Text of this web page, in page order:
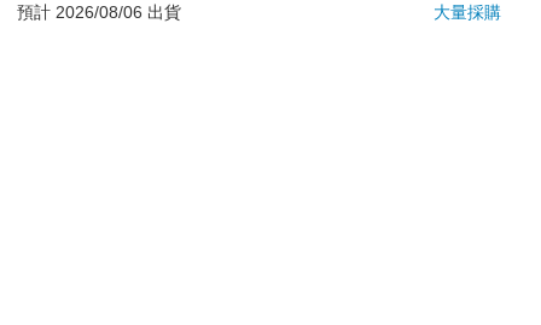
**提醒您，鑑賞期不等於試用期，退回商品須為全新狀態**
預計 2026/08/06 出貨
大量採購